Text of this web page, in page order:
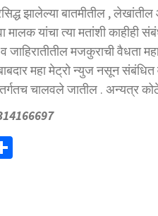
झालेल्या बातमीतील ,
यांचा त्या मतांशी काहीही संबंध
मजकुराची वैधता
महा मेट्रो न्युज नसून
चालवले जातील . अन्यत्र